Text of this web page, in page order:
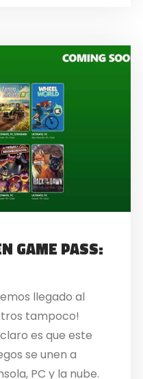
GAME PASS:
llegado al
tampoco!
es que este
se unen a
PC y la nube.